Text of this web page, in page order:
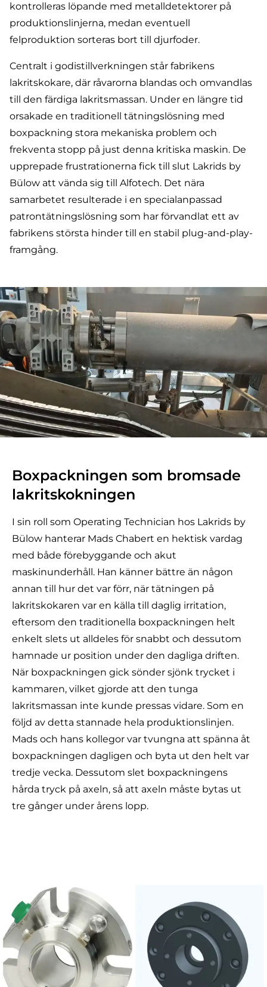
kontrolleras löpande med metalldetektorer på
produktionslinjerna, medan eventuell
felproduktion sorteras bort till djurfoder.
Centralt i godistillverkningen står fabrikens
lakritskokare, där råvarorna blandas och omvandlas
till den färdiga lakritsmassan. Under en längre tid
orsakade en traditionell tätningslösning med
boxpackning stora mekaniska problem och
frekventa stopp på just denna kritiska maskin. De
upprepade frustrationerna fick till slut Lakrids by
Bülow att vända sig till Alfotech. Det nära
samarbetet resulterade i en specialanpassad
patrontätningslösning som har förvandlat ett av
fabrikens största hinder till en stabil plug-and-play-
framgång.
Boxpackningen som bromsade
lakritskokningen
I sin roll som Operating Technician hos Lakrids by
Bülow hanterar Mads Chabert en hektisk vardag
med både förebyggande och akut
maskinunderhåll. Han känner bättre än någon
annan till hur det var förr, när tätningen på
lakritskokaren var en källa till daglig irritation,
eftersom den traditionella boxpackningen helt
enkelt slets ut alldeles för snabbt och dessutom
hamnade ur position under den dagliga driften.
När boxpackningen gick sönder sjönk trycket i
kammaren, vilket gjorde att den tunga
lakritsmassan inte kunde pressas vidare. Som en
följd av detta stannade hela produktionslinjen.
Mads och hans kollegor var tvungna att spänna åt
boxpackningen dagligen och byta ut den helt var
tredje vecka. Dessutom slet boxpackningens
hårda tryck på axeln, så att axeln måste bytas ut
tre gånger under årens lopp.